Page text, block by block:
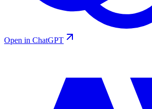
Open in ChatGPT